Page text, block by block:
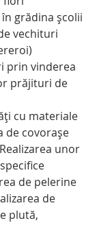
grădina şcolii
vechituri
prin vinderea
prăjituri de
cu materiale
de covoraşe
unor
de pelerine
de
plută,